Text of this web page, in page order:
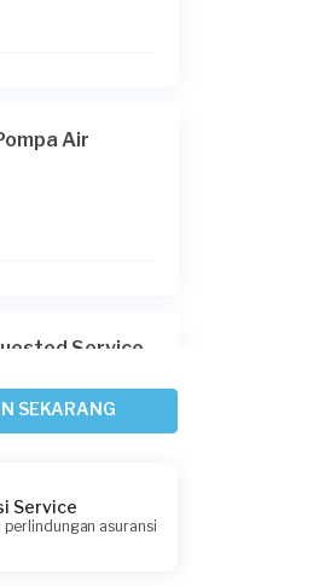
Air
Service
SEKARANG
Service
perlindungan asuransi